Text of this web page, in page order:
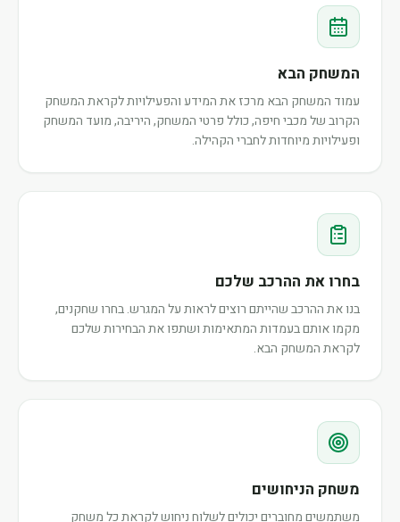
המשחק הבא
עמוד המשחק הבא מרכז את המידע והפעילויות לקראת המשחק
הקרוב של מכבי חיפה, כולל פרטי המשחק, היריבה, מועד המשחק
ופעילויות מיוחדות לחברי הקהילה.
בחרו את ההרכב שלכם
בנו את ההרכב שהייתם רוצים לראות על המגרש. בחרו שחקנים,
מקמו אותם בעמדות המתאימות ושתפו את הבחירות שלכם
לקראת המשחק הבא.
משחק הניחושים
משתמשים מחוברים יכולים לשלוח ניחוש לקראת כל משחק